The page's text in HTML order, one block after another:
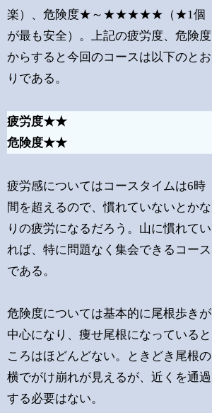
楽）、危険度★～★★★★★（★1個
が最も安全）。上記の疲労度、危険度
からすると今回のコースは以下のとお
りである。
疲労度★★
危険度★★
疲労感についてはコースタイムは6時
間を超えるので、慣れていないとかな
りの疲労になるだろう。山に慣れてい
れば、特に問題なく集会できるコース
である。
危険度については基本的に尾根歩きが
中心になり、痩せ尾根になっていると
ころはほどんどない。ときどき尾根の
横でがけ崩れが見えるが、近くを通過
する必要はない。